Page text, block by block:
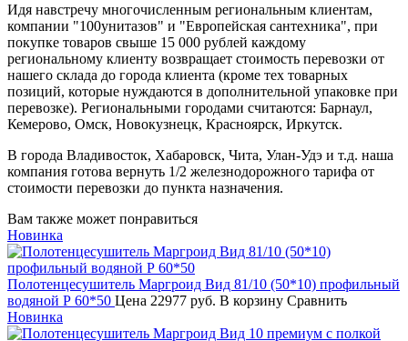
Идя навстречу многочисленным региональным клиентам,
компании "100унитазов" и "Европейская сантехника", при
покупке товаров свыше 15 000 рублей каждому
региональному клиенту возвращает стоимость перевозки от
нашего склада до города клиента (кроме тех товарных
позиций, которые нуждаются в дополнительной упаковке при
перевозке). Региональными городами считаются: Барнаул,
Кемерово, Омск, Новокузнецк, Красноярск, Иркутск.
В города Владивосток, Хабаровск, Чита, Улан-Удэ и т.д. наша
компания готова вернуть 1/2 железнодорожного тарифа от
стоимости перевозки до пункта назначения.
Вам также может понравиться
Новинка
Полотенцесушитель Маргроид Вид 81/10 (50*10) профильный
водяной Р 60*50 Цена 22977 руб. В корзину Сравнить
Новинка